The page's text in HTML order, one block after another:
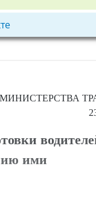
МИНИСТЕРСТВА
ими